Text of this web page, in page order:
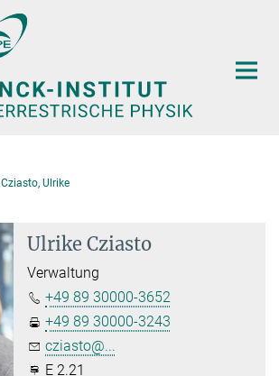
Cziasto, Ulrike
Ulrike Cziasto
Verwaltung
+49 89 30000-3652
+49 89 30000-3243
cziasto@...
E 2.21